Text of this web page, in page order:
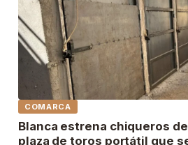
COMARCA
Blanca estrena chiqueros
plaza de toros portátil que